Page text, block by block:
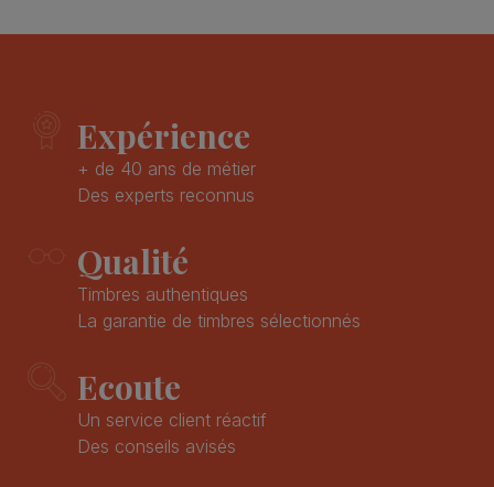
Expérience
+ de 40 ans de métier
Des experts reconnus
Qualité
Timbres authentiques
La garantie de timbres sélectionnés
Ecoute
Un service client réactif
Des conseils avisés